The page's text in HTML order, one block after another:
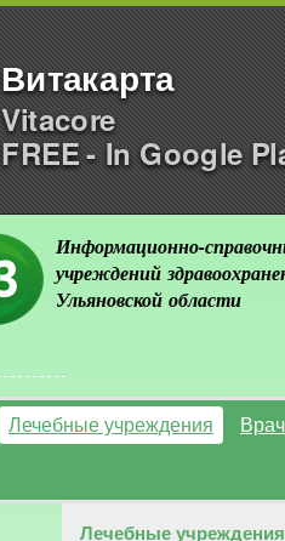
Витакарта
Vitacore
FREE - In Google
Информационно-
учреждений
Ульяновской области
Лечебные учреждения
Лечебные учреждения